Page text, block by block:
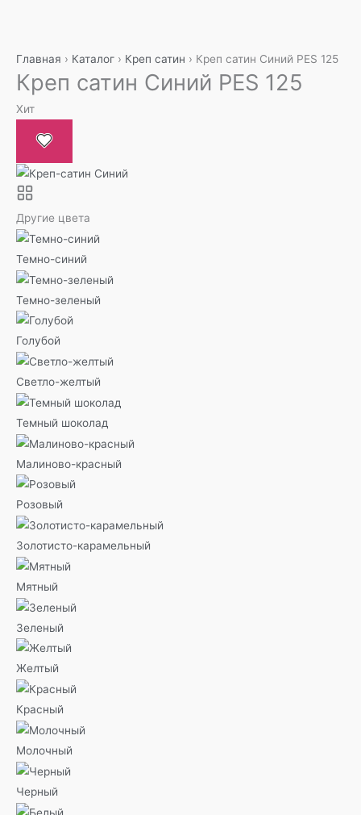
содержимому
Главная › Каталог › Креп сатин › Креп сатин Синий PES 125
Креп сатин Синий PES 125
Хит
Другие цвета
Темно-синий
Темно-зеленый
Голубой
Светло-желтый
Темный шоколад
Малиново-красный
Розовый
Золотисто-карамельный
Мятный
Зеленый
Желтый
Красный
Молочный
Черный